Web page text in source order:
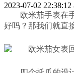
2023-07-02 22:38:12
欧米茄手表在
好吗？那我们就直